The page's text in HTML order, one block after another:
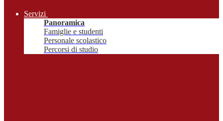
Servizi
Panoramica
Famiglie e studenti
Personale scolastico
Percorsi di studio